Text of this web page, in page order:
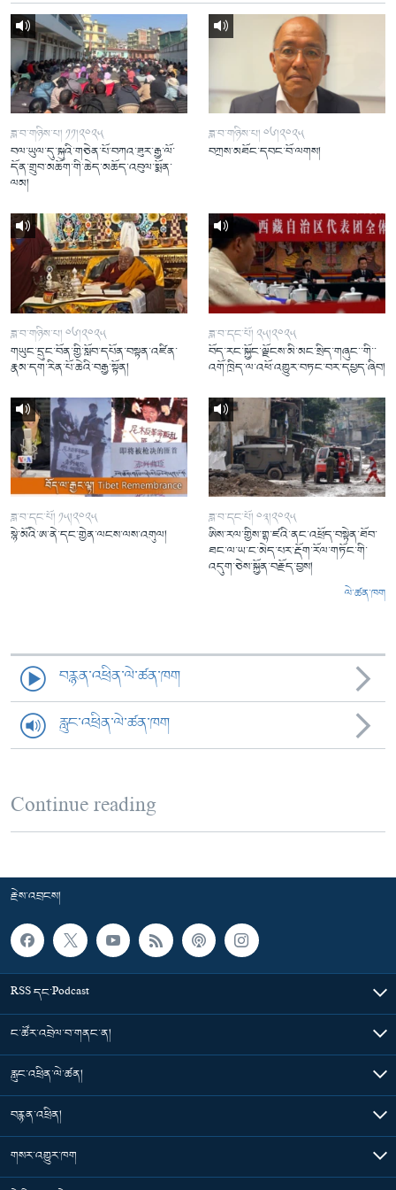
ཟླ་བ་གཉིས་པ། ༡༡།༢༠༢༥
བལ་ཡུལ་དུ་སྐུའི་གཅེན་པོ་བཀའ་ཟུར་རྒྱ་ལོ་
དོན་གྲུབ་མཆོག་གི་ཆེད་མཆོད་འབུལ་སྨོན་
ལམ།
ཟླ་བ་གཉིས་པ། ༠༦།༢༠༢༥
བཀྲས་མཐོང་དབང་བོ་ལགས།
ཟླ་བ་གཉིས་པ། ༠༦།༢༠༢༥
གཡུང་དྲུང་བོན་གྱི་སློབ་དཔོན་བསྟན་འཛིན་
རྣམ་དག་རིན་པོ་ཆེའི་བརྒྱ་སྟོན།
ཟླ་བ་དང་པོ། ༢༥།༢༠༢༥
བོད་རང་སྐྱོང་ལྗོངས་མི་མང་སྲིད་གཞུང་་གི་་
འགོ་ཁྲིད་ལ་འཕོ་འགྱུར་བཏང་བར་དཔྱད་ཞིབ།
ཟླ་བ་དང་པོ། ༡༥།༢༠༢༥
སྙེ་མོའི་ཨ་ནེ་དང་གྱེན་ལངས་ལས་འགུལ།
ཟླ་བ་དང་པོ། ༠༣།༢༠༢༥
ཨིས་རལ་གྱིས་གྷ་ཛའི་ནང་འཕྲོད་བསྟེན་ཐོབ་
ཐང་ལ་ཡ་ང་མེད་པར་རྡོག་རོལ་གཏོང་གི་
འདུག་ཅེས་སྐྱོན་བརྗོད་བྱས།
ལེ་ཚན་ཁག
བརྙན་འཕྲིན་ལེ་ཚན་ཁག
རླུང་འཕྲིན་ལེ་ཚན་ཁག
Continue reading
རྗེས་འབྲངས།
RSS དང་Podcast
ང་ཚོར་འབྲེལ་བ་གནང་ན།
རླུང་འཕྲིན་ལེ་ཚན།
བརྙན་འཕྲིན།
གསར་འགྱུར་ཁག